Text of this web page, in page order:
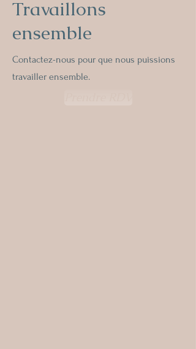
Travaillons
ensemble
Contactez-nous pour que nous puissions
travailler ensemble.